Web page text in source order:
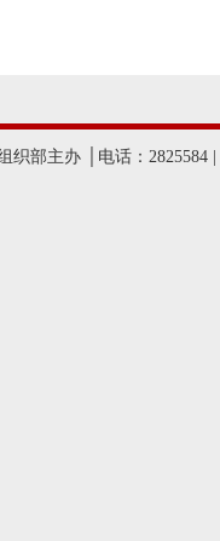
织部主办 │电话：2825584